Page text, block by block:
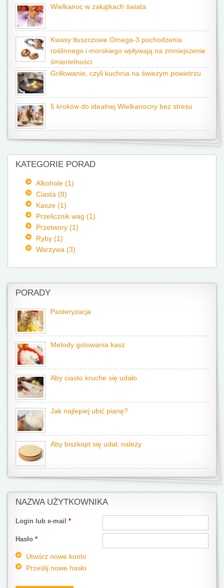
Wielkanoc w zakątkach świata
Kwasy tłuszczowe Omega-3 pochodzenia
roślinnego i morskiego wpływają na zmniejszenie
śmiertelności
Grillowanie, czyli kuchnia na świeżym powietrzu
5 kroków do idealnej Wielkanocny bez stresu
KATEGORIE PORAD
Alkohole (1)
Ciasta (8)
Kasze (1)
Przelicznik wag (1)
Przetwory (1)
Ryby (1)
Warzywa (3)
PORADY
Pasteryzacja
Metody gotowania kasz
Aby ciasto kruche się udało
Jak najlepiej ubić pianę?
Aby biszkopt się udał, należy
NAZWA UŻYTKOWNIKA
Login lub e-mail *
Hasło *
Utwórz nowe konto
Prześlij nowe hasło